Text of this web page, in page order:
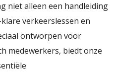
niet alleen een handleiding
verkeerslessen en
ontworpen voor
medewerkers, biedt onze